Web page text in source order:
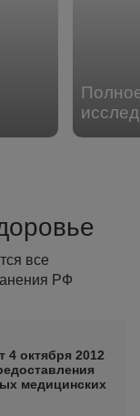
все
РФ
4 октября 2012
медицинских